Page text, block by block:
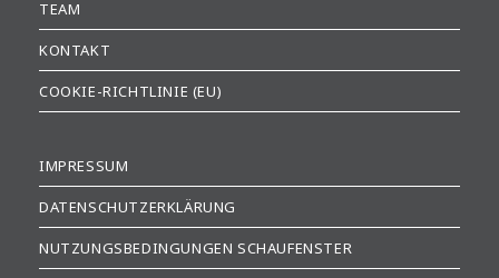
TEAM
KONTAKT
COOKIE-RICHTLINIE (EU)
IMPRESSUM
DATENSCHUTZERKLÄRUNG
NUTZUNGSBEDINGUNGEN SCHAUFENSTER